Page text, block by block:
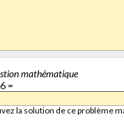
mathématique
=
la solution de ce problème